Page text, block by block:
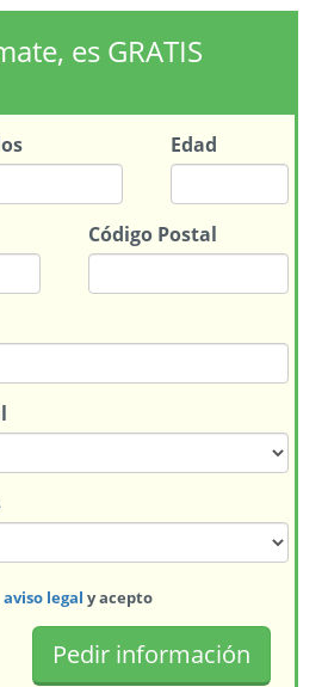
es GRATIS
Edad
Código Postal
aviso legal y acepto